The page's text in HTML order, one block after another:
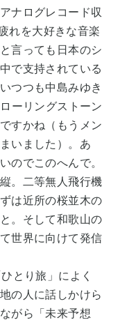
ナログレコード収
れを大好きな音楽
言っても日本のシ
で支持されている
つつも中島みゆき
ーリングストーン
すかね（もうメン
いました）。あ
のでこのへんで。
。二等無人飛行機
は近所の桜並木の
。そして和歌山の
世界に向けて発信
とり旅」によく
の人に話しかけら
がら「未来予想